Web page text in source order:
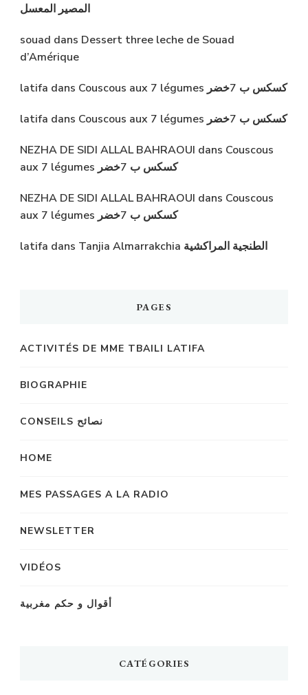
المصير المعسل
souad dans Dessert three leche de Souad
d’Amérique
latifa dans Couscous aux 7 légumes كسكس ب 7خضر
latifa dans Couscous aux 7 légumes كسكس ب 7خضر
NEZHA DE SIDI ALLAL BAHRAOUI dans Couscous
aux 7 légumes كسكس ب 7خضر
NEZHA DE SIDI ALLAL BAHRAOUI dans Couscous
aux 7 légumes كسكس ب 7خضر
latifa dans Tanjia Almarrakchia الطنجية المراكشية
PAGES
ACTIVITÉS DE MME TBAILI LATIFA
BIOGRAPHIE
CONSEILS نصائح
HOME
MES PASSAGES A LA RADIO
NEWSLETTER
VIDÉOS
أقوال و حكم مغربية
CATÉGORIES